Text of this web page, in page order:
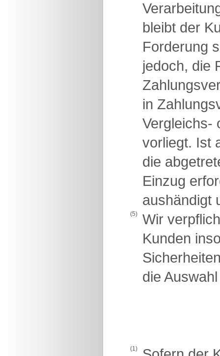
bleibt der
Forderung
jedoch, die
in
Vergleichs-
vorliegt. Ist
die
Einzug
aushändigt
(5)
Wir
Kunden
die
(1)